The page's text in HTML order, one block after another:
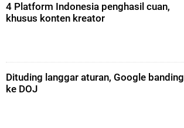
4 Platform Indonesia penghasil cuan,
khusus konten kreator
Dituding langgar aturan, Google banding
ke DOJ